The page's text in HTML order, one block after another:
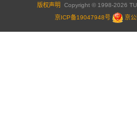
版权声明 Copyright © 1998-2026
京ICP备19047948号
京